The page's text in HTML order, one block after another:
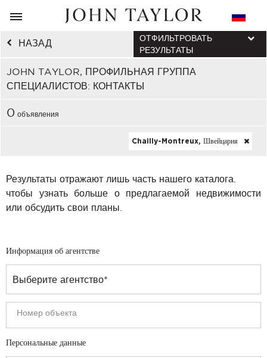
НАЗАД
JOHN TAYLOR, ПРОФИЛЬНАЯ ГРУППА
СПЕЦИАЛИСТОВ: КОНТАКТЫ
ОТФИЛЬТРОВАТЬ
РЕЗУЛЬТАТЫ
0 объявления
Chailly-Montreux, Швейцария
Результаты отражают лишь часть нашего каталога.
чтобы узнать больше о предлагаемой недвижимости
или обсудить свои планы.
Информация об агентстве
Персональные данные